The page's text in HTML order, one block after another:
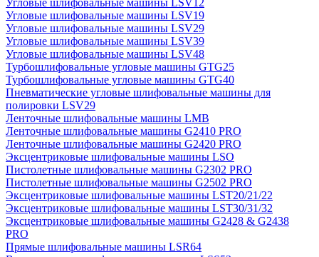
Угловые шлифовальные машины LSV12
Угловые шлифовальные машины LSV19
Угловые шлифовальные машины LSV29
Угловые шлифовальные машины LSV39
Угловые шлифовальные машины LSV48
Турбошлифовальные угловые машины GTG25
Турбошлифовальные угловые машины GTG40
Пневматические угловые шлифовальные машины для
полировки LSV29
Ленточные шлифовальные машины LMB
Ленточные шлифовальные машины G2410 PRO
Ленточные шлифовальные машины G2420 PRO
Эксцентриковые шлифовальные машины LSO
Пистолетные шлифовальные машины G2302 PRO
Пистолетные шлифовальные машины G2502 PRO
Эксцентриковые шлифовальные машины LST20/21/22
Эксцентриковые шлифовальные машины LST30/31/32
Эксцентриковые шлифовальные машины G2428 & G2438
PRO
Прямые шлифовальные машины LSR64